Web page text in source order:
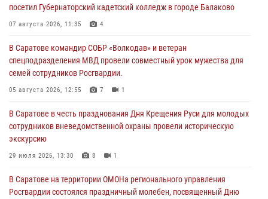
посетил Губернаторский кадетский колледж в городе Балаково
07 августа 2026, 11:35 4
В Саратове командир СОБР «Волкодав» и ветеран
спецподразделения МВД провели совместный урок мужества для
семей сотрудников Росгвардии.
05 августа 2026, 12:55 7 1
В Саратове в честь празднования Дня Крещения Руси для молодых
сотрудников вневедомственной охраны провели историческую
экскурсию
29 июля 2026, 13:30 8 1
В Саратове на территории ОМОНа регионального управления
Росгвардии состоялся праздничный молебен, посвященный Дню